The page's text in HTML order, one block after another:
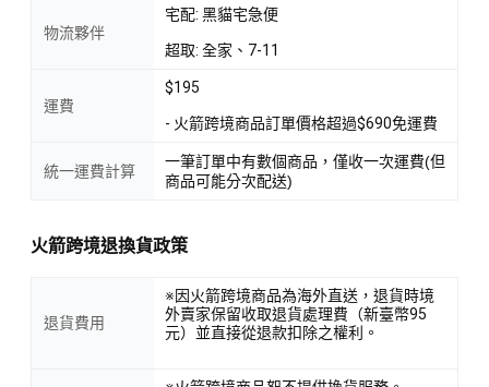
物流夥伴
宅配: 黑貓宅急便
超取: 全家、7-11
運費
$195
- 火箭跨境商品訂單價格超過$690免運費
統一運費計算
一筆訂單中有數個商品，僅收一次運費(但
商品可能分次配送)
火箭跨境退換貨政策
退貨費用
※因火箭跨境商品為海外直送，退貨時境
外賣家保留收取退貨處理費（新臺幣95
元）並直接從退款扣除之權利。